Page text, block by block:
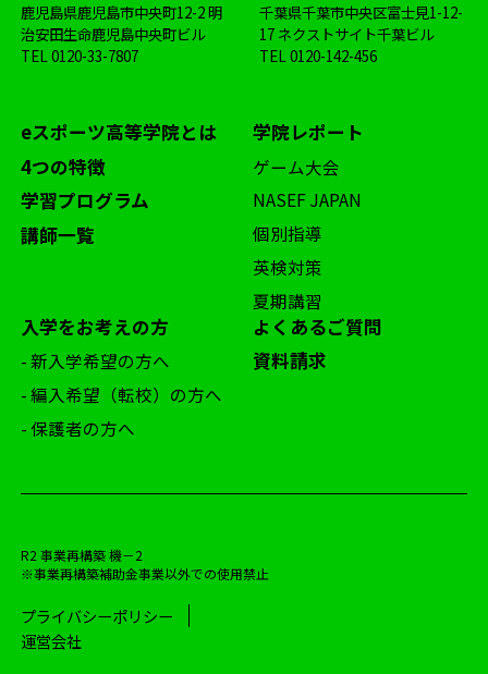
鹿児島県鹿児島市中央町12-2 明
治安田生命鹿児島中央町ビル
TEL0120-33-7807
千葉県千葉市中央区富士見1-12-
17 ネクストサイト千葉ビル
TEL0120-142-456
eスポーツ高等学院とは
4つの特徴
学習プログラム
講師一覧
学院レポート
ゲーム大会
NASEF JAPAN
個別指導
英検対策
夏期講習
入学をお考えの方
- 新入学希望の方へ
- 編入希望（転校）の方へ
- 保護者の方へ
よくあるご質問
資料請求
R2 事業再構築 機－2
※事業再構築補助金事業以外での使用禁止
プライバシーポリシー
運営会社